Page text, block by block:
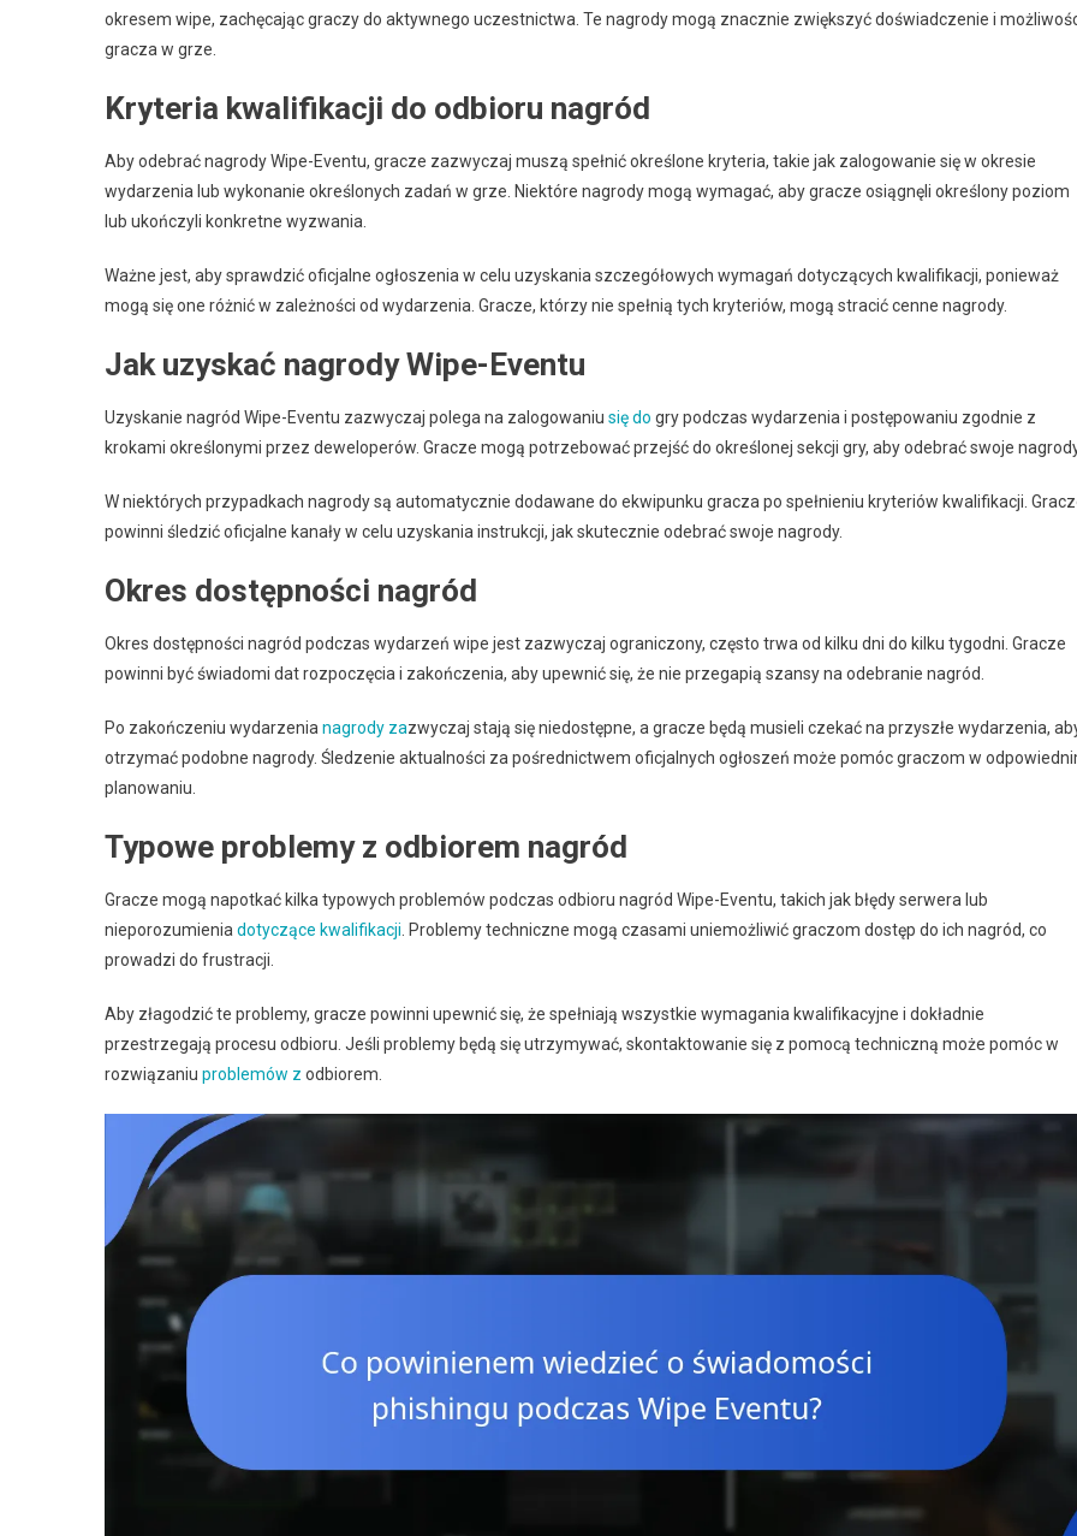
okresem wipe, zachęcając graczy do aktywnego uczestnictwa. Te nagrody mogą znacznie zwiększyć doświadczenie i
gracza w grze.
Kryteria kwalifikacji do odbioru nagród
Aby odebrać nagrody Wipe-Eventu, gracze zazwyczaj muszą spełnić określone kryteria, takie jak zalogowanie się w okresie
wydarzenia lub wykonanie określonych zadań w grze. Niektóre nagrody mogą wymagać, aby gracze osiągnęli określony poziom
lub ukończyli konkretne wyzwania.
Ważne jest, aby sprawdzić oficjalne ogłoszenia w celu uzyskania szczegółowych wymagań dotyczących kwalifikacji, ponieważ
mogą się one różnić w zależności od wydarzenia. Gracze, którzy nie spełnią tych kryteriów, mogą stracić cenne nagrody.
Jak uzyskać nagrody Wipe-Eventu
Uzyskanie nagród Wipe-Eventu zazwyczaj polega na zalogowaniu się do gry podczas wydarzenia i postępowaniu zgodnie z
krokami określonymi przez deweloperów. Gracze mogą potrzebować przejść do określonej sekcji gry, aby odebrać swoje
W niektórych przypadkach nagrody są automatycznie dodawane do ekwipunku gracza po spełnieniu kryteriów kwalifikacji.
powinni śledzić oficjalne kanały w celu uzyskania instrukcji, jak skutecznie odebrać swoje nagrody.
Okres dostępności nagród
Okres dostępności nagród podczas wydarzeń wipe jest zazwyczaj ograniczony, często trwa od kilku dni do kilku tygodni. Gracze
powinni być świadomi dat rozpoczęcia i zakończenia, aby upewnić się, że nie przegapią szansy na odebranie nagród.
Po zakończeniu wydarzenia nagrody zazwyczaj stają się niedostępne, a gracze będą musieli czekać na przyszłe wydarzenia,
otrzymać podobne nagrody. Śledzenie aktualności za pośrednictwem oficjalnych ogłoszeń może pomóc graczom w
planowaniu.
Typowe problemy z odbiorem nagród
Gracze mogą napotkać kilka typowych problemów podczas odbioru nagród Wipe-Eventu, takich jak błędy serwera lub
nieporozumienia dotyczące kwalifikacji . Problemy techniczne mogą czasami uniemożliwić graczom dostęp do ich nagród, co
prowadzi do frustracji.
Aby złagodzić te problemy, gracze powinni upewnić się, że spełniają wszystkie wymagania kwalifikacyjne i dokładnie
przestrzegają procesu odbioru. Jeśli problemy będą się utrzymywać, skontaktowanie się z pomocą techniczną może pomóc w
rozwiązaniu problemów z odbiorem.